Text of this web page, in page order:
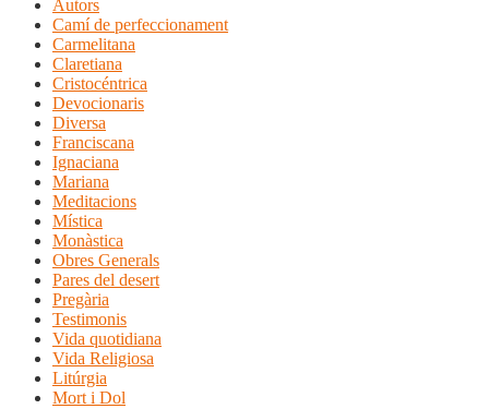
Autors
Camí de perfeccionament
Carmelitana
Claretiana
Cristocéntrica
Devocionaris
Diversa
Franciscana
Ignaciana
Mariana
Meditacions
Mística
Monàstica
Obres Generals
Pares del desert
Pregària
Testimonis
Vida quotidiana
Vida Religiosa
Litúrgia
Mort i Dol